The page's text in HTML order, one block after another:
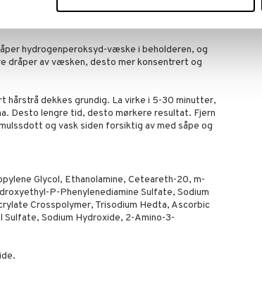
hydrogenperoksyd-væske i beholderen, og
dråper av væsken, desto mer konsentrert og
hårstrå dekkes grundig. La virke i 5-30 minutter,
Desto lengre tid, desto mørkere resultat. Fjern
og vask siden forsiktig av med såpe og
Glycol, Ethanolamine, Ceteareth-20, m-
P-Phenylenediamine Sulfate, Sodium
Crosspolymer, Trisodium Hedta, Ascorbic
Sodium Hydroxide, 2-Amino-3-